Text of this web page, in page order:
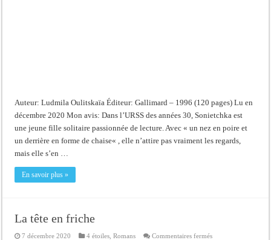
Auteur: Ludmila Oulitskaïa Éditeur: Gallimard – 1996 (120 pages) Lu en
décembre 2020 Mon avis: Dans l’URSS des années 30, Sonietchka est
une jeune fille solitaire passionnée de lecture. Avec « un nez en poire et
un derrière en forme de chaise« , elle n’attire pas vraiment les regards,
mais elle s’en …
En savoir plus »
La tête en friche
7 décembre 2020 4 étoiles ,Romans Commentaires ferméssur